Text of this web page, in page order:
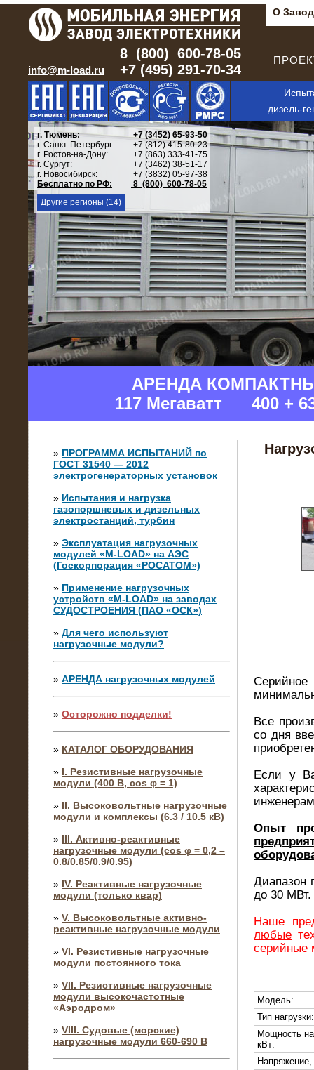
О
info@m-load.ru
8 (800) 600-78-05
+7 (495) 291-70-34
дизель-
г. Тюмень:
+7 (3452) 65-93-50
г. Санкт-Петербург:
+7 (812) 415-80-23
г. Ростов-на-Дону:
+7 (863) 333-41-75
г. Сургут:
+7 (3462) 38-51-17
г. Новосибирск:
+7 (3832) 05-97-38
Бесплатно по РФ:
8 (800) 600-78-05
Другие регионы (14)
АРЕНДА
117 Мегаватт 400 +
» ПРОГРАММА ИСПЫТАНИЙ по
ГОСТ 31540 — 2012
электрогенераторных установок
» Испытания и нагрузка
газопоршневых и дизельных
электростанций, турбин
» Эксплуатация нагрузочных
модулей «M-LOAD» на АЭС
(Госкорпорация «РОСАТОМ»)
» Применение нагрузочных
устройств «M-LOAD» на заводах
СУДОСТРОЕНИЯ (ПАО «ОСК»)
» Для чего используют
нагрузочные модули?
» АРЕНДА нагрузочных модулей
» Осторожно подделки!
» КАТАЛОГ ОБОРУДОВАНИЯ
» I. Резистивные нагрузочные
модули (400 В, cos φ = 1)
» II. Высоковольтные нагрузочные
модули и комплексы (6.3 / 10.5 кВ)
» III. Активно-реактивные
нагрузочные модули (cos φ = 0,2 –
0.8/0.85/0.9/0.95)
» IV. Реактивные нагрузочные
модули (только квар)
» V. Высоковольтные активно-
реактивные нагрузочные модули
» VI. Резистивные нагрузочные
модули постоянного тока
» VII. Резистивные нагрузочные
модули высокочастотные
«Аэродром»
» VIII. Судовые (морские)
нагрузочные модули 660-690 В
Серийное
Все
со дня
Если у
Опыт
Диапазон
до 30 МВт.
Наше
любые
серийные
Модель:
Тип нагрузки:
Мощность
кВт: